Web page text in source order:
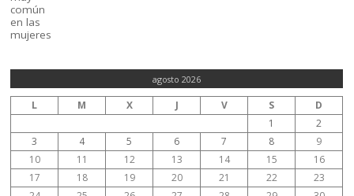
agosto 2026
L M X J V S
D
1
2
3
4 5 6 7 8
9
10
11 12 13 14 15
16
17
18 19 20 21 22
23